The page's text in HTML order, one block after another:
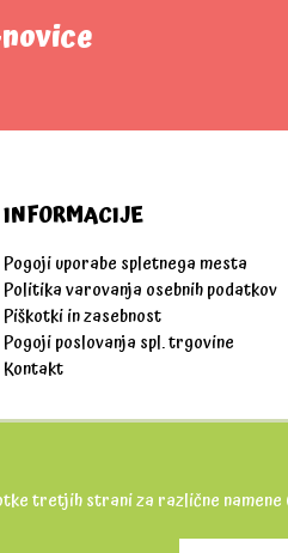
INFORMACIJE
Pogoji uporabe spletnega mesta
Politika varovanja osebnih podatkov
Piškotki in zasebnost
Pogoji poslovanja spl. trgovine
Kontakt
tretjih strani za različne namene